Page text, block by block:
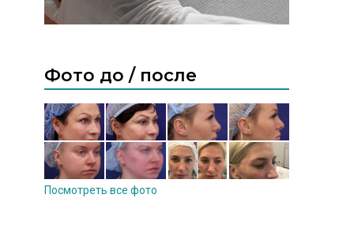
Фото до / после
Посмотреть все фото